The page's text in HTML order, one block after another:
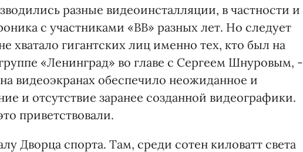
разные видеоинсталляции, в частности и
с участниками «ВВ» разных лет. Но следует
хватало гигантских лиц именно тех, кто был на
«Ленинград» во главе с Сергеем Шнуровым, -
видеоэкранах обеспечило неожиданное и
и отсутствие заранее созданной видеографики.
приветствовали.
Дворца спорта. Там, среди сотен киловатт света